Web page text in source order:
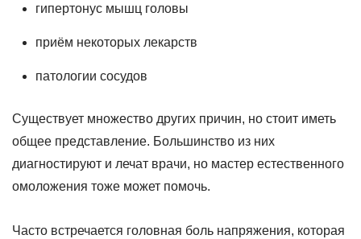
гипертонус мышц головы
приём некоторых лекарств
патологии сосудов
Существует множество других причин, но стоит иметь
общее представление. Большинство из них
диагностируют и лечат врачи, но мастер естественного
омоложения тоже может помочь.
Часто встречается головная боль напряжения, которая